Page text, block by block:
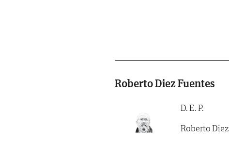
Roberto Diez Fuentes
D. E. P.
Roberto